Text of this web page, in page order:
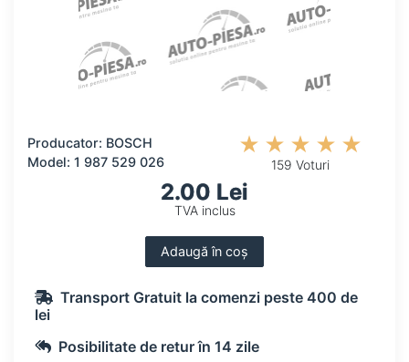
Producator: BOSCH
Model: 1 987 529 026
159 Voturi
2.00 Lei
TVA inclus
Adaugă în coș
Transport Gratuit la comenzi peste 400 de
lei
Posibilitate de retur în 14 zile